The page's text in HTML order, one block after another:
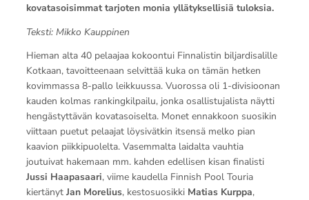
kovatasoisimmat tarjoten monia yllätyksellisiä tuloksia.
Teksti: Mikko Kauppinen
Hieman alta 40 pelaajaa kokoontui Finnalistin biljardisalille
Kotkaan, tavoitteenaan selvittää kuka on tämän hetken
kovimmassa 8-pallo leikkuussa. Vuorossa oli 1-divisioonan
kauden kolmas rankingkilpailu, jonka osallistujalista näytti
hengästyttävän kovatasoiselta. Monet ennakkoon suosikin
viittaan puetut pelaajat löysivätkin itsensä melko pian
kaavion piikkipuolelta. Vasemmalta laidalta vauhtia
joutuivat hakemaan mm. kahden edellisen kisan finalisti
Jussi Haapasaari, viime kaudella Finnish Pool Touria
kiertänyt Jan Morelius, kestosuosikki Matias Kurppa,